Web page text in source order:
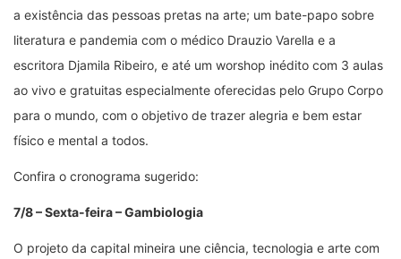
a existência das pessoas pretas na arte; um bate-papo sobre
literatura e pandemia com o médico Drauzio Varella e a
escritora Djamila Ribeiro, e até um worshop inédito com 3 aulas
ao vivo e gratuitas especialmente oferecidas pelo Grupo Corpo
para o mundo, com o objetivo de trazer alegria e bem estar
físico e mental a todos.
Confira o cronograma sugerido:
7/8 – Sexta-feira – Gambiologia
O projeto da capital mineira une ciência, tecnologia e arte com